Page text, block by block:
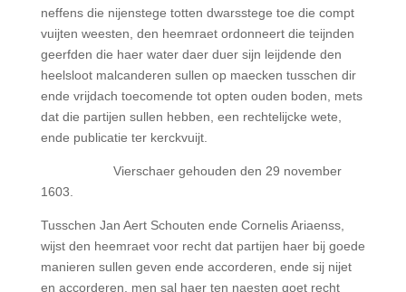
neffens die nijenstege totten dwarsstege toe die compt
vuijten weesten, den heemraet ordonneert die teijnden
geerfden die haer water daer duer sijn leijdende den
heelsloot malcanderen sullen op maecken tusschen dir
ende vrijdach toecomende tot opten ouden boden, mets
dat die partijen sullen hebben, een rechtelijcke wete,
ende publicatie ter kerckvuijt.
Vierschaer gehouden den 29 november
1603.
Tusschen Jan Aert Schouten ende Cornelis Ariaenss,
wijst den heemraet voor recht dat partijen haer bij goede
manieren sullen geven ende accorderen, ende sij nijet
en accorderen, men sal haer ten naesten goet recht